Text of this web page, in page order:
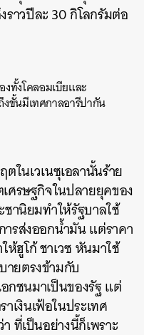
าวปีละ 30 กิโลกรัมต่อ
ทั้งโคลอมเบียและ
งขั้นมีเทศกาลอารีปากัน
ในเวเนซุเอลานั้นร้าย
ศรษฐกิจในปลายยุคของ
ชานิยมทำให้รัฐบาลใช้
ารส่งออกน้ำมัน แต่ราคา
ห้ฮูโก้ ชาเวซ หันมาใช้
ายตรงข้ามกับ
กชนมาเป็นของรัฐ แต่
เงินเฟ้อในประเทศ
ที่เป็นอย่างนี้ก็เพราะ